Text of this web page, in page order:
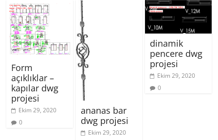
Form
açıklıklar –
kapılar dwg
projesi
Ekim 29, 2020
0
ananas bar
dwg projesi
Ekim 29, 2020
dinamik
pencere dwg
projesi
Ekim 29, 2020
0